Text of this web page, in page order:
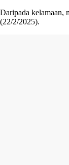
Daripada kelamaan,
(22/2/2025).